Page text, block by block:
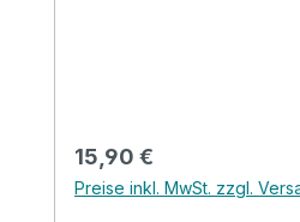
Regulärer Preis:
15,90 €
Preise inkl. MwSt. zzgl.